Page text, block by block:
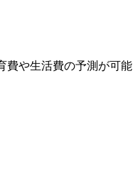
費や生活費の予測が可能